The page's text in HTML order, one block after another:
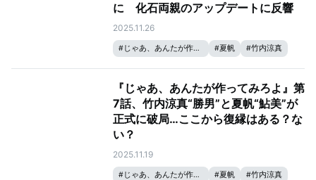
に 化石両親のアップデートに反響
2025.11.26
#じゃあ、あんたが作ってみろよ #夏帆 #竹内涼真
『じゃあ、あんたが作ってみろよ』第
7話、竹内涼真“勝男”と夏帆“鮎美”が
正式に破局…ここから復縁はある？な
い？
2025.11.19
#じゃあ、あんたが作ってみろよ #夏帆 #竹内涼真